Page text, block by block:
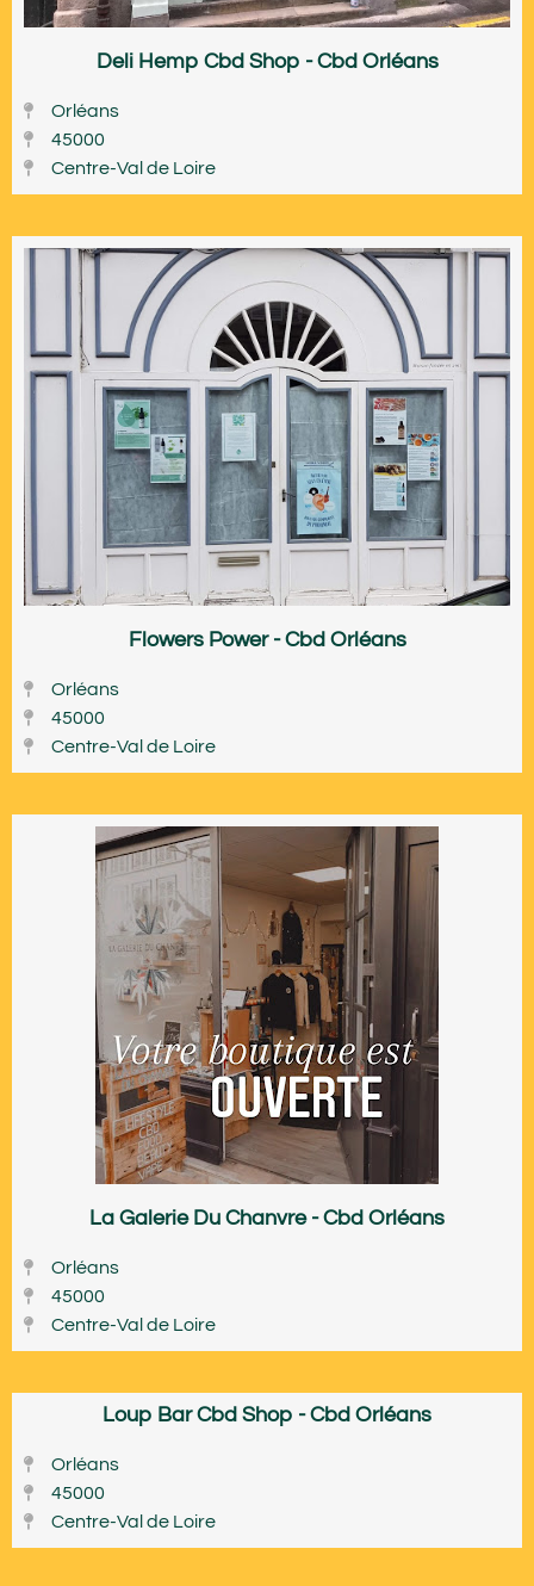
Deli Hemp Cbd Shop - Cbd Orléans
Orléans
45000
Centre-Val de Loire
Flowers Power - Cbd Orléans
Orléans
45000
Centre-Val de Loire
La Galerie Du Chanvre - Cbd Orléans
Orléans
45000
Centre-Val de Loire
Loup Bar Cbd Shop - Cbd Orléans
Orléans
45000
Centre-Val de Loire